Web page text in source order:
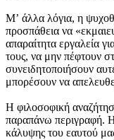
Μʼ άλλα λόγια, η
προσπάθεια να
απαραίτητα εργαλεία
τους, να μην πέφτουν
συνειδητοποιήσουν
μπορέσουν να
Η φιλοσοφική
παραπάνω περιγραφή.
κάλυψης του εαυτού